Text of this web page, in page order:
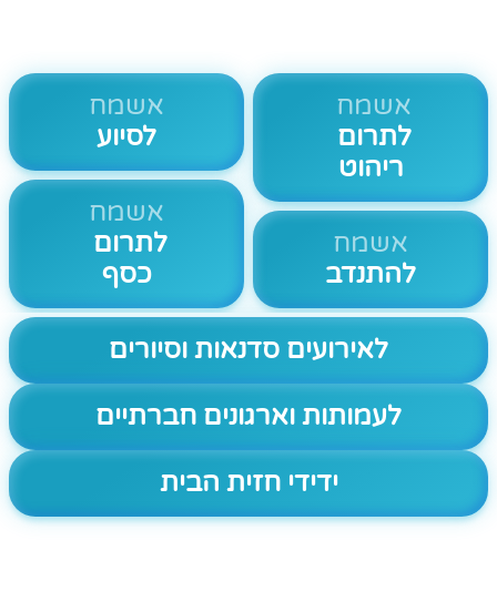
אשמח
לתרום
ריהוט
אשמח
להתנדב
אשמח
לסיוע
אשמח
לתרום
כסף
לאירועים סדנאות וסיורים
לעמותות וארגונים חברתיים
ידידי חזית הבית